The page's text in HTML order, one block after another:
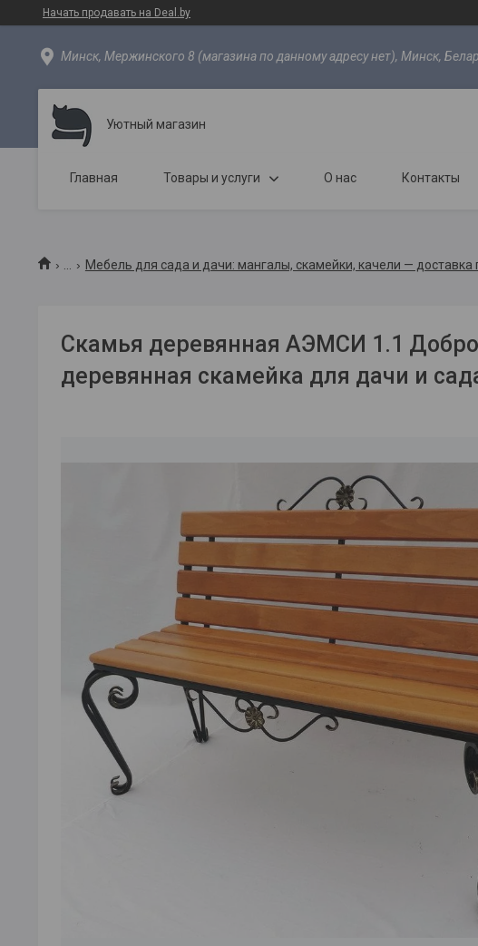
Начать продавать на Deal.by
Минск, Мержинского 8 (магазина по данному адресу нет), Минск,
Уютный магазин
Главная Товары и услуги О нас Контакты
Мебель для сада и дачи: мангалы, скамейки, качели — доставка
Скамья деревянная АЭМСИ 1.1
деревянная скамейка для дачи и